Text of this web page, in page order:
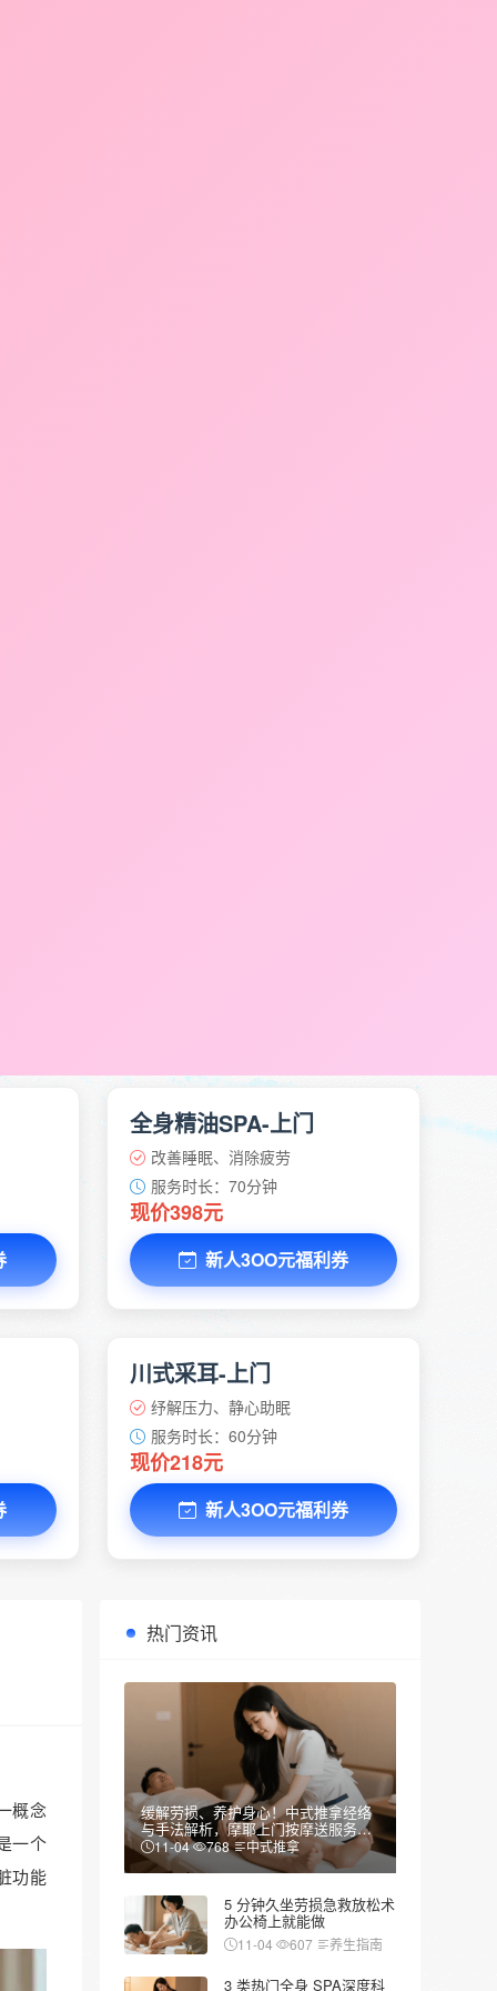
全身精油SPA-上门
改善睡眠、消除疲劳
服务时长：70分钟
现价398元
新人3OO元福利券
川式采耳-上门
纾解压力、静心助眠
服务时长：60分钟
现价218元
新人3OO元福利券
概念
一个
功能
热门资讯
缓解劳损、养护身心！中式推拿经络
与手法解析，摩耶上门按摩送服务到
家11-04 768 中式推拿
5 分钟久坐劳损急救放松术
办公椅上就能做
11-04 607 养生指南
3 类热门全身 SPA深度科